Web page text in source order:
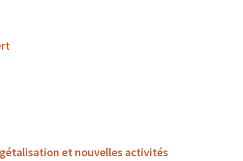
et nouvelles activités